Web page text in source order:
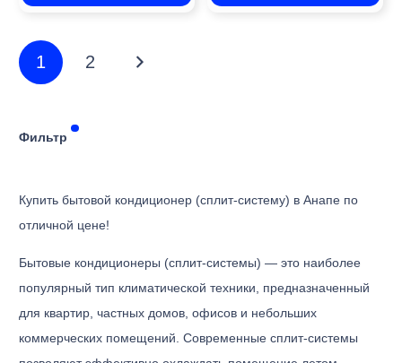
1 2
Фильтр
Купить бытовой кондиционер (сплит-систему) в Анапе по
отличной цене!
Бытовые кондиционеры (сплит-системы) — это наиболее
популярный тип климатической техники, предназначенный
для квартир, частных домов, офисов и небольших
коммерческих помещений. Современные сплит-системы